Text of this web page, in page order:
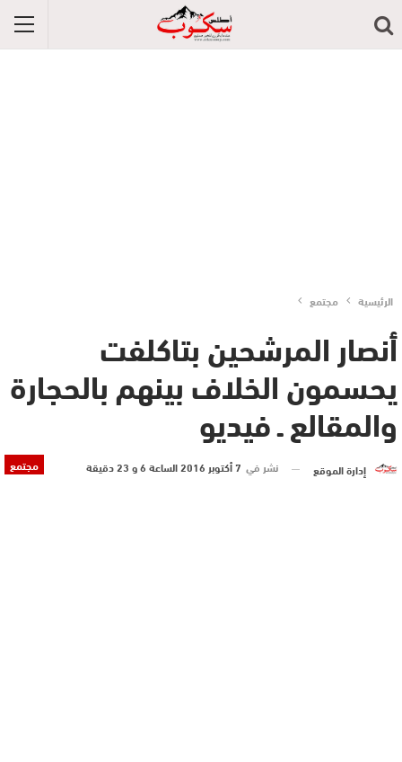
الرئيسية مجتمع
أنصار المرشحين بتاكلفت
يحسمون الخلاف بينهم بالحجارة
والمقالع ـ فيديو
مجتمع إدارة الموقع نشر في 7 أكتوبر 2016 الساعة 6 و 23 دقيقة